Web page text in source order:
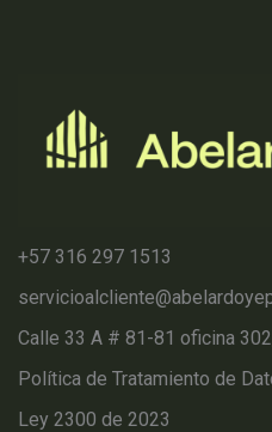
+57 316 297 1513
Calle 33 A # 81-81 oficina
Política de Tratamiento de
Ley 2300 de 2023